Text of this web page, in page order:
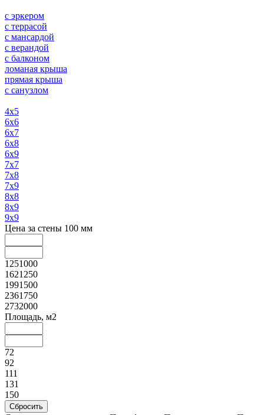
с эркером
с террасой
с мансардой
с верандой
с балконом
ломаная крыша
прямая крыша
с санузлом
4х5
6х6
6х7
6х8
6х9
7х7
7х8
7х9
8х8
8х9
9х9
Цена за стены 100 мм
1251000
1621250
1991500
2361750
2732000
Площадь, м2
72
92
111
131
150